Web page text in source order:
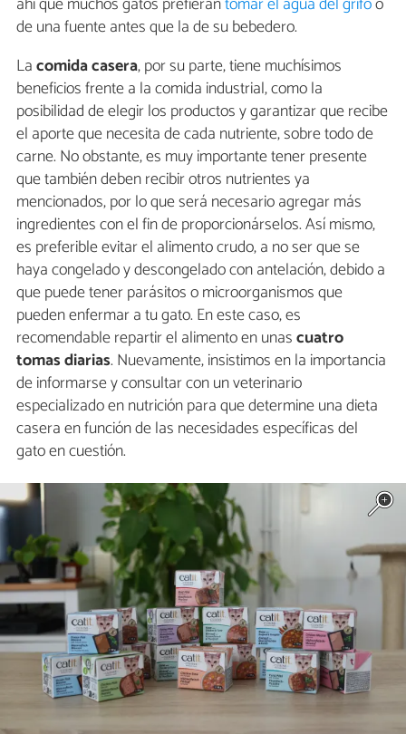
de una fuente antes que la de su bebedero.
Lacomida casera, por su parte, tiene muchísimos
beneficios frente a la comida industrial, como la
posibilidad de elegir los productos y garantizar que recibe
el aporte que necesita de cada nutriente, sobre todo de
carne. No obstante, es muy importante tener presente
que también deben recibir otros nutrientes ya
mencionados, por lo que será necesario agregar más
ingredientes con el fin de proporcionárselos. Así mismo,
es preferible evitar el alimento crudo, a no ser que se
haya congelado y descongelado con antelación, debido a
que puede tener parásitos o microorganismos que
pueden enfermar a tu gato. En este caso, es
recomendable repartir el alimento en unascuatro
tomas diarias. Nuevamente, insistimos en la importancia
de informarse y consultar con un veterinario
especializado en nutrición para que determine una dieta
casera en función de las necesidades específicas del
gato en cuestión.